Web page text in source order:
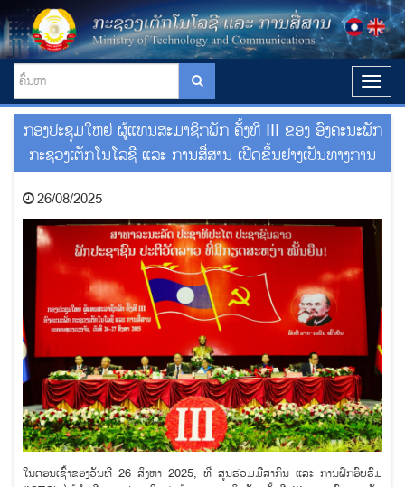
T
o
g
g
e
v
ກອງປະຊຸມໃຫຍ່ ຜູ້ແທນສະມາຊິກພັກ ຄັ້ງທີ III ຂອງ ອົງຄະນະພັກ
ກະຊວງເຕັກໂນໂລຊີ ແລະ ການສື່ສານ ເປີດຂຶ້ນຢ່າງເປັນທາງການ
26/08/2025
​ໃນຕອນເຊົ້າຂອງວັນທີ 26 ສິງຫາ 2025, ທີ່ ສູນຮ່ວມມືສາກົນ ແລະ ການຝຶກອົບຮົມ